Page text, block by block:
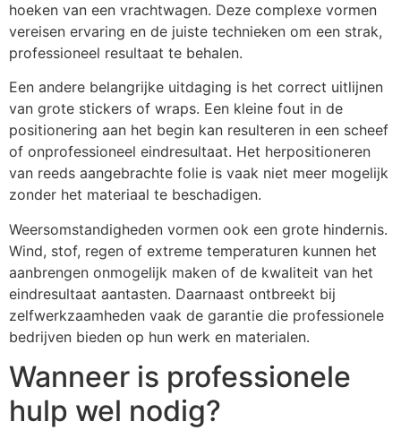
hoeken van een vrachtwagen. Deze complexe vormen
vereisen ervaring en de juiste technieken om een strak,
professioneel resultaat te behalen.
Een andere belangrijke uitdaging is het correct uitlijnen
van grote stickers of wraps. Een kleine fout in de
positionering aan het begin kan resulteren in een scheef
of onprofessioneel eindresultaat. Het herpositioneren
van reeds aangebrachte folie is vaak niet meer mogelijk
zonder het materiaal te beschadigen.
Weersomstandigheden vormen ook een grote hindernis.
Wind, stof, regen of extreme temperaturen kunnen het
aanbrengen onmogelijk maken of de kwaliteit van het
eindresultaat aantasten. Daarnaast ontbreekt bij
zelfwerkzaamheden vaak de garantie die professionele
bedrijven bieden op hun werk en materialen.
Wanneer is professionele
hulp wel nodig?